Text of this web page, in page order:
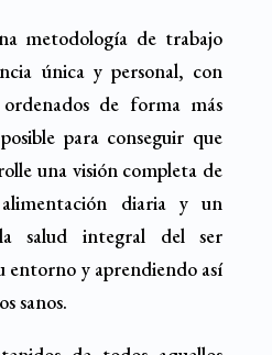
metodología de trabajo
única y personal, con
de forma más
para conseguir que
una visión completa de
diaria y un
salud integral del ser
entorno y aprendiendo así
sanos.